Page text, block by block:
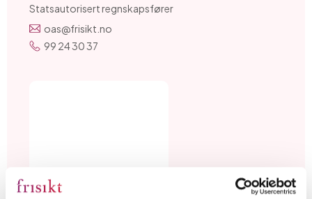
Statsautorisert regnskapsfører
oas@frisikt.no
99 24 30 37